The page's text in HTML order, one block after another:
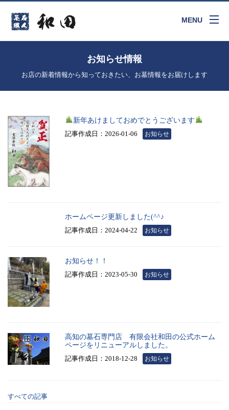
MENU
お知らせ情報
お店の新着情報から知っておきたい、お墓情報をお届けします
新年あけましておめでとうございます
記事作成日：2026-01-06
お知らせ
ホームページ更新しました(^^♪
記事作成日：2024-04-22
お知らせ
お知らせ！！
記事作成日：2023-05-30
お知らせ
高知の墓石専門店 有限会社和田の公式ホーム
ページをリニューアルしました。
記事作成日：2018-12-28
お知らせ
すべての記事